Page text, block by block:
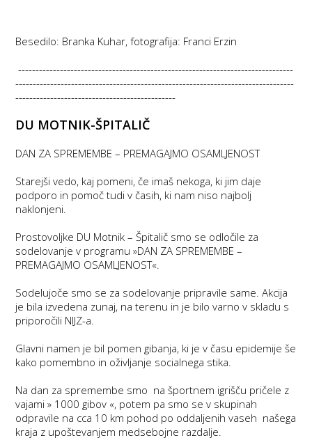
Besedilo: Branka Kuhar, fotografija: Franci Erzin
-------------------------------------------------------------------------------
--------------------------------------------------------------------------------
----------------------------------------------
DU MOTNIK-ŠPITALIČ
DAN ZA SPREMEMBE – PREMAGAJMO OSAMLJENOST
Starejši vedo, kaj pomeni, če imaš nekoga, ki jim daje
podporo in pomoč tudi v časih, ki nam niso najbolj
naklonjeni.
Prostovoljke DU Motnik – Špitalič smo se odločile za
sodelovanje v programu »DAN ZA SPREMEMBE –
PREMAGAJMO OSAMLJENOST«.
Sodelujoče smo se za sodelovanje pripravile same. Akcija
je bila izvedena zunaj, na terenu in je bilo varno v skladu s
priporočili NIJZ-a.
Glavni namen je bil pomen gibanja, ki je v času epidemije še
kako pomembno in oživljanje socialnega stika.
Na dan za spremembe smo na športnem igrišču pričele z
vajami » 1000 gibov «, potem pa smo se v skupinah
odpravile na cca 10 km pohod po oddaljenih vaseh našega
kraja z upoštevanjem medsebojne razdalje.